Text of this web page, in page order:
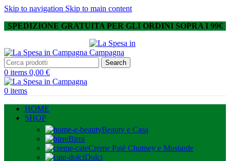
Skip to navigation Skip to main content
SPEDIZIONE GRATUITA PER GLI ORDINI SOPRA I 99€
Search
0 items 0,00 €
0 items
HOME
SHOP
Beauty e Casa
Birra
Creme Patè Chutney e Mostarde
Dolci